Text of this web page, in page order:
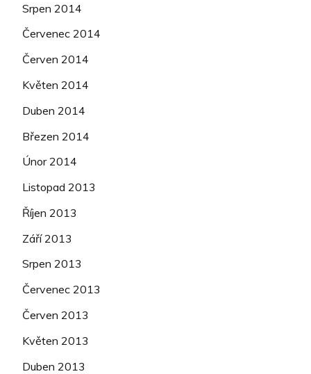
Srpen 2014
Červenec 2014
Červen 2014
Květen 2014
Duben 2014
Březen 2014
Únor 2014
Listopad 2013
Říjen 2013
Září 2013
Srpen 2013
Červenec 2013
Červen 2013
Květen 2013
Duben 2013